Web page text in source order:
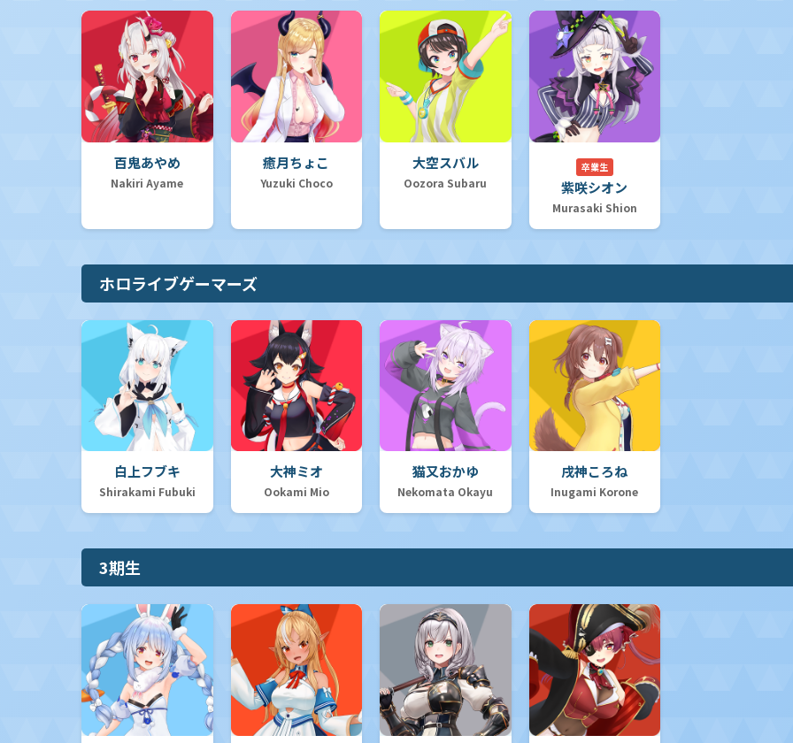
百鬼あやめ
Nakiri Ayame
癒月ちょこ
Yuzuki Choco
大空スバル
Oozora Subaru
卒業生
紫咲シオン
Murasaki Shion
ホロライブゲーマーズ
白上フブキ
Shirakami Fubuki
大神ミオ
Ookami Mio
猫又おかゆ
Nekomata Okayu
戌神ころね
Inugami Korone
3期生